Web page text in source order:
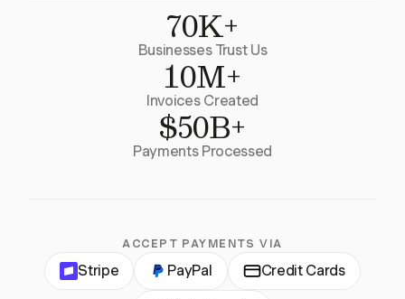
70K+
Businesses Trust Us
10M+
Invoices Created
$50B+
Payments Processed
ACCEPT PAYMENTS VIA
Stripe PayPal Credit Cards